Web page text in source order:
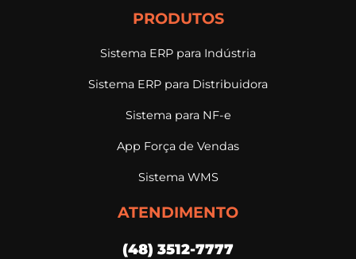
PRODUTOS
Sistema ERP para Indústria
Sistema ERP para Distribuidora
Sistema para NF-e
App Força de Vendas
Sistema WMS
ATENDIMENTO
(48) 3512-7777